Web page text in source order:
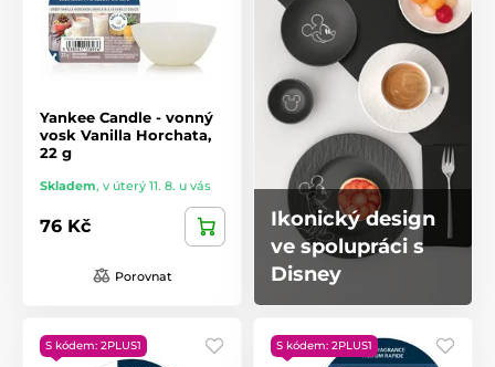
Yankee Candle - vonný
vosk Vanilla Horchata,
22 g
Skladem, v úterý 11. 8. u vás
76 Kč
Porovnat
Ikonický design
ve spolupráci s
Disney
S kódem: 2PLUS1 S kódem: 2PLUS1